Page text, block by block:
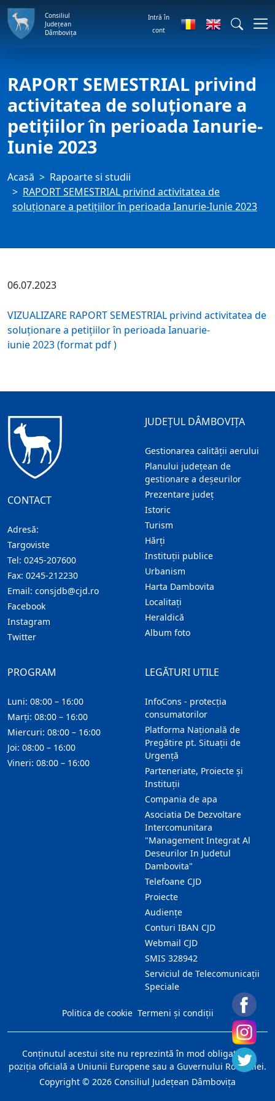
Consiliul
Județean
Dâmbovița
Intră în
cont
RAPORT SEMESTRIAL privind
activitatea de soluţionare a
petiţiilor în perioada Ianurie-
Iunie 2023
Acasă
Rapoarte si studii
RAPORT SEMESTRIAL privind activitatea de
soluţionare a petiţiilor în perioada Ianurie-Iunie 2023
06.07.2023
VIZUALIZARE RAPORT SEMESTRIAL privind activitatea de
soluţionare a petiţiilor în perioada Ianuarie-
iunie 2023 (format pdf )
CONTACT
Adresă:
Targoviste
Tel: 0245-207600
Fax: 0245-212230
Email: consjdb@cjd.ro
Facebook
Instagram
Twitter
JUDEȚUL DÂMBOVIȚA
Gestionarea calității aerului
Planului județean de
gestionare a deșeurilor
Prezentare judeţ
Istoric
Turism
Hărţi
Instituţii publice
Urbanism
Harta Dambovita
Localitaţi
Heraldică
Album foto
LEGĂTURI UTILE
InfoCons - protecția
consumatorilor
Platforma Națională de
Pregătire pt. Situații de
Urgență
Parteneriate, Proiecte și
Instituții
Compania de apa
Asociatia De Dezvoltare
Intercomunitara
"Management Integrat Al
Deseurilor In Judetul
Dambovita"
Telefoane CJD
Proiecte
Audienţe
Conturi IBAN CJD
Webmail CJD
SMIS 328942
Serviciul de Telecomunicații
Speciale
PROGRAM
Luni: 08:00 – 16:00
Marți: 08:00 – 16:00
Miercuri: 08:00 – 16:00
Joi: 08:00 – 16:00
Vineri: 08:00 – 16:00
Politica de cookie Termeni și condiții
Conţinutul acestui site nu reprezintă în mod obligatoriu
poziţia oficială a Uniunii Europene sau a Guvernului României.
Copyright © 2026 Consiliul Judeţean Dâmboviţa